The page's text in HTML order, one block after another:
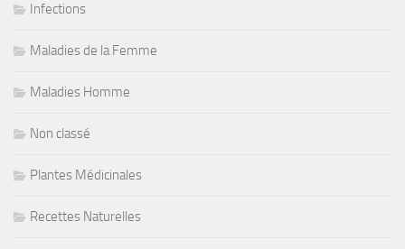
Infections
Maladies de la Femme
Maladies Homme
Non classé
Plantes Médicinales
Recettes Naturelles